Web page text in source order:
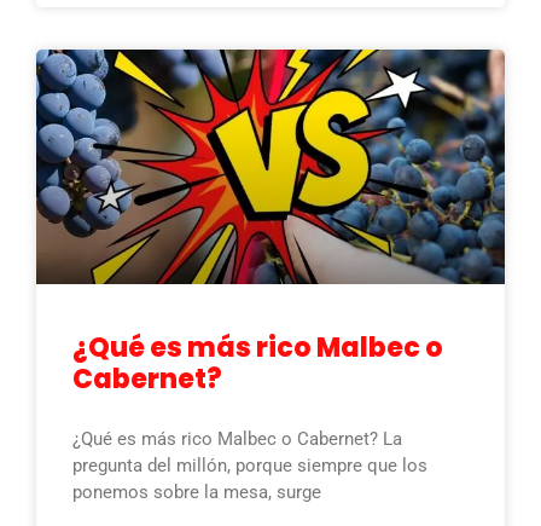
¿Qué es más rico Malbec o
Cabernet?
¿Qué es más rico Malbec o Cabernet? La
pregunta del millón, porque siempre que los
ponemos sobre la mesa, surge